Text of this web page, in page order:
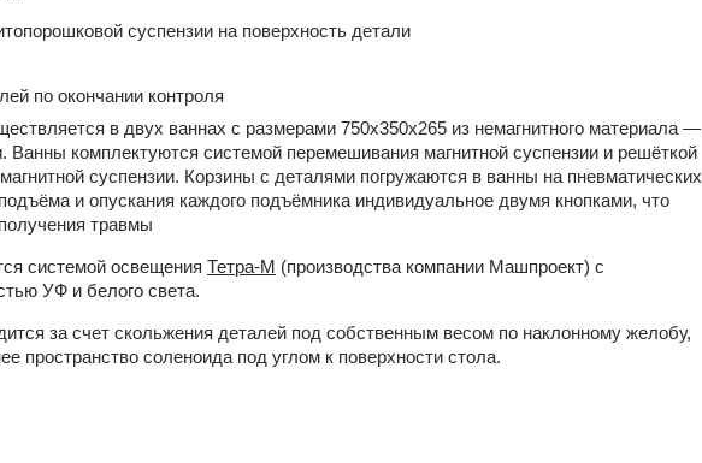
суспензии на поверхность детали
по окончании контроля
в двух ваннах с размерами 750х350х265 из немагнитного материала —
Ванны комплектуются системой перемешивания магнитной суспензии и решёткой
суспензии. Корзины с деталями погружаются в ванны на пневматических
и опускания каждого подъёмника индивидуальное двумя кнопками, что
травмы
системой освещения Тетра-М (производства компании Машпроект) с
УФ и белого света.
за счет скольжения деталей под собственным весом по наклонному желобу,
пространство соленоида под углом к поверхности стола.